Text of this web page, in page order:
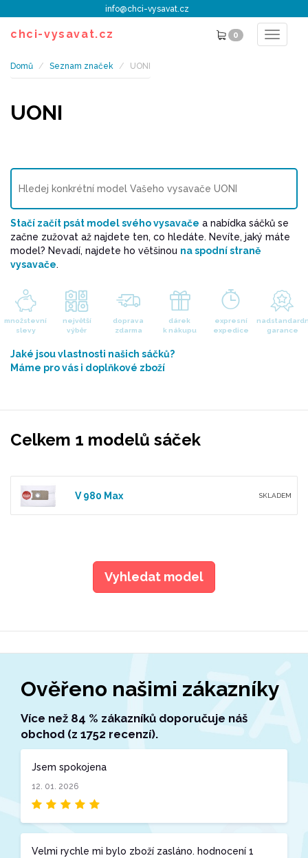
info@chci-vysavat.cz
chci-vysavat.cz 0
Toggle
Domů Seznam značek UONI
UONI
Stačí začít psát model svého vysavače a nabídka sáčků se
začne zužovat až najdete ten, co hledáte. Nevíte, jaký máte
model? Nevadí, najdete ho většinou na spodní straně
vysavače.
množstevní
slevy
největší
výběr
doprava
zdarma
dárek
k nákupu
expresní
expedice
garance
Jaké jsou vlastnosti našich sáčků?
Máme pro vás i doplňkové zboží
Celkem 1 modelů sáček
V 980 Max SKLADEM
Vyhledat model
Ověřeno našimi zákazníky
Více než 84 % zákazníků doporučuje náš
obchod (z 1752 recenzí).
Jsem spokojena
12. 01. 2026
Velmi rychle mi bylo zboží zasláno. hodnocení 1